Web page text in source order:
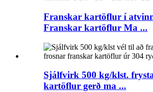
Franskar kartöflur í
Franskar kartöflur Ma ...
Sjálfvirk 500 kg/klst.
kartöflur gerð ma ...